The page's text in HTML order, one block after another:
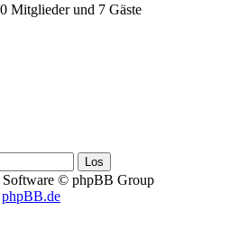
Mitglieder und 7 Gäste
© phpBB Group
phpBB.de